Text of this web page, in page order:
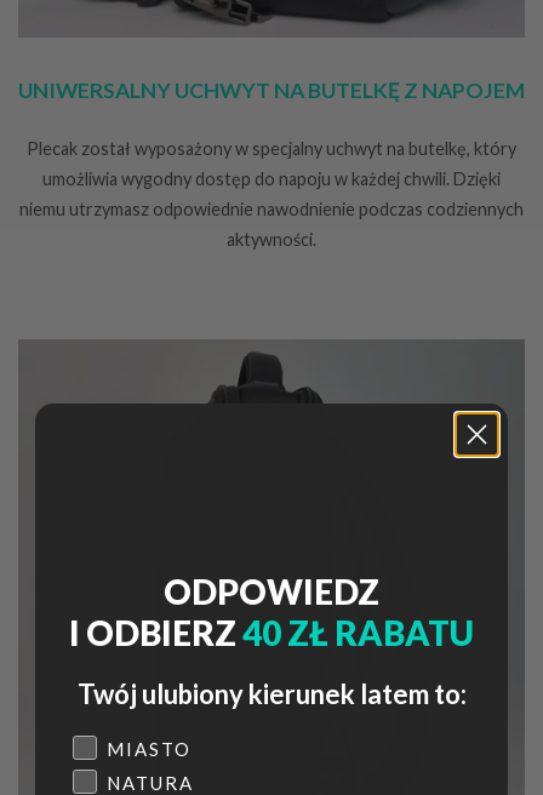
UNIWERSALNY UCHWYT NA BUTELKĘ Z NAPOJEM
Plecak został wyposażony w specjalny uchwyt na butelkę, który
umożliwia wygodny dostęp do napoju w każdej chwili. Dzięki
niemu utrzymasz odpowiednie nawodnienie podczas codziennych
aktywności.
ODPOWIEDZ
I ODBIERZ40 ZŁ RABATU
Twój ulubiony kierunek latem to:
PłećMIASTO
NATURA